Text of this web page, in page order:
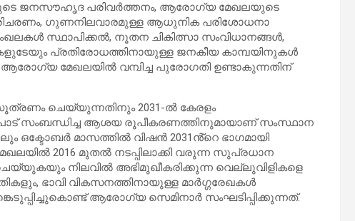
ജനസൗഹൃദ പരിവര്‍ത്തനം, ആരോഗ്യ മേഖലയുടെ
ഗുണനിലവാരമുള്ള ആധുനിക പരിശോധനാ
സ്ഥാപിക്കല്‍, നൂതന ചികിത്സാ സംവിധാനങ്ങള്‍,
പ്രതിരോധത്തിനായുള്ള ജനകീയ കാമ്പയിനുകള്‍
മേഖലയില്‍ വമ്പിച്ച പുരോഗതി ഉണ്ടാകുന്നതിന്
ചെയ്യുന്നതിനും 2031-ൽ കേരളം
സംബന്ധിച്ച ആശയ രൂപീകരണത്തിനുമായാണ് സംസ്ഥാന
ഒക്ടോബര്‍ മാസത്തില്‍ വിഷൻ 2031ൻ്റെ ഭാഗമായി
2016 മുതല്‍ നടപ്പിലാക്കി വരുന്ന സുപ്രധാന
നിലവില്‍ അഭിമുഖീകരിക്കുന്ന വെല്ലുവിളികളെ
ഭാവി വികസനത്തിനായുള്ള മാർഗ്ഗരേഖകൾ
ആരോഗ്യ സെമിനാർ സംഘടിപ്പിക്കുന്നത്.